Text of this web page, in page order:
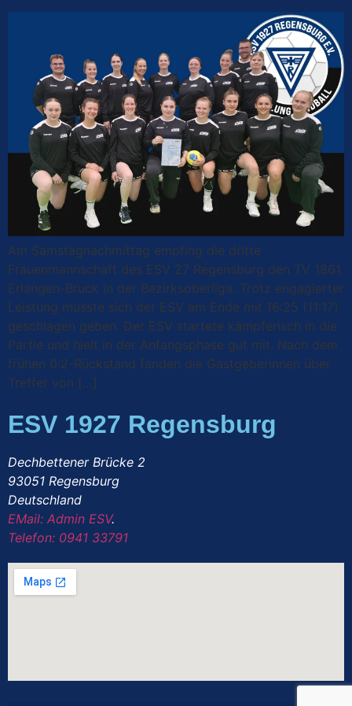
Am Samstagnachmittag empfing die dritte
Frauenmannschaft des ESV 27 Regensburg den TV 1861
Erlangen-Bruck in der Bezirksoberliga. Trotz engagierter
Leistung musste sich der ESV am Ende mit 16:25 (11:17)
geschlagen geben. Der ESV startete kämpferisch in die
Partie und hielt in der Anfangsphase gut mit. Nach dem
frühen 0:2-Rückstand fanden die Gastgeberinnen über
Treffer von […]
ESV 1927 Regensburg
Dechbettener Brücke 2
93051 Regensburg
Deutschland
EMail: Admin ESV.
Telefon: 0941 33791